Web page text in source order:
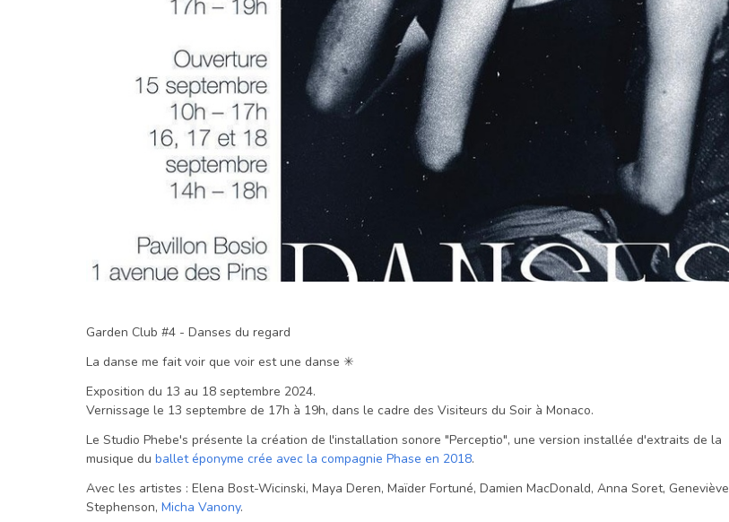
Garden Club #4 - Danses du regard
La danse me fait voir que voir est une danse ✳︎
Exposition du 13 au 18 septembre 2024.
Vernissage le 13 septembre de 17h à 19h, dans le cadre des Visiteurs du Soir à Monaco.
Le Studio Phebe's présente la création de l'installation sonore "Perceptio", une version installée d'extraits de la
musique du ballet éponyme crée avec la compagnie Phase en 2018.
Avec les artistes : Elena Bost-Wicinski, Maya Deren, Maïder Fortuné, Damien MacDonald, Anna Soret, Geneviève
Stephenson, Micha Vanony.